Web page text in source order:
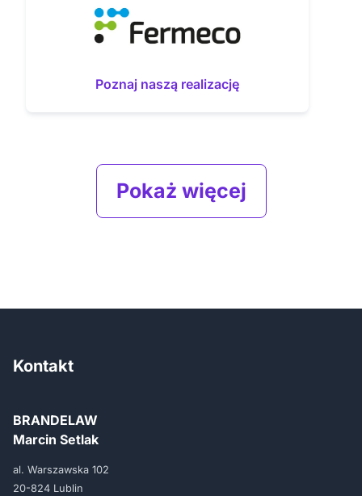
Poznaj naszą realizację
Pokaż więcej
Kontakt
BRANDELAW
Marcin Setlak
al. Warszawska 102
20-824 Lublin